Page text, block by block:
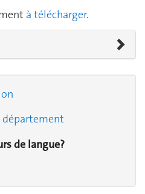
à télécharger.
département
de langue?